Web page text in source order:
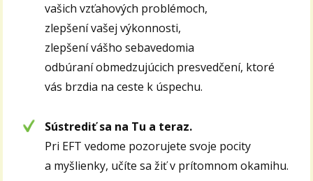
vašich vzťahových problémoch,
zlepšení vašej výkonnosti,
zlepšení vášho sebavedomia
odbúraní obmedzujúcich presvedčení, ktoré
vás brzdia na ceste k úspechu.
Sústrediť sa na Tu a teraz.
Pri EFT vedome pozorujete svoje pocity
a myšlienky, učíte sa žiť v prítomnom okamihu.